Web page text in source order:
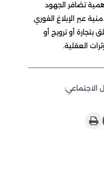
تضافر الجهود
عبر الإبلاغ الفوري
أو ترويج أو
العقلية.
الاجتماعي:
Print this Page